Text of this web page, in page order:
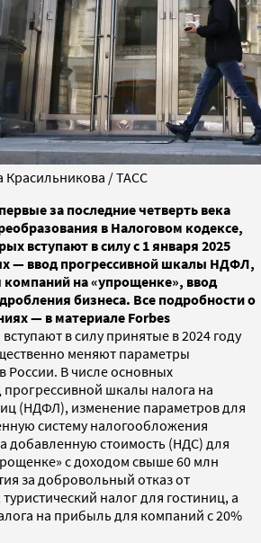
Красильникова / ТАСС
за последние четверть века
в Налоговом кодексе,
вступают в силу с 1 января 2025
— ввод прогрессивной шкалы НДФЛ,
на «упрощенке», ввод
бизнеса. Все подробности о
— в материале Forbes
в силу принятые в 2024 году
меняют параметры
России. В числе основных
шкалы налога на
(НДФЛ), изменение параметров для
систему налогообложения
добавленную стоимость (НДС) для
с доходом свыше 60 млн
за добровольный отказ от
налог для гостиниц, а
на прибыль для компаний с 20%